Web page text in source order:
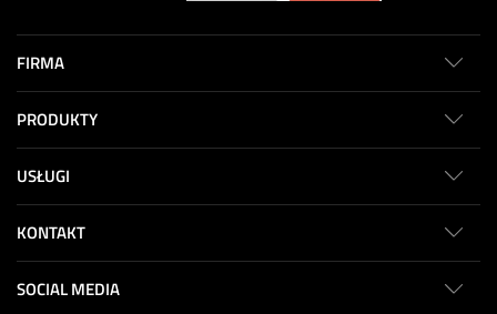
FIRMA
PRODUKTY
USŁUGI
KONTAKT
SOCIAL MEDIA